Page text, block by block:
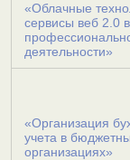
«Облачные
сервисы веб 2.0 в
деятельности»
«Организация
учета в
организациях»